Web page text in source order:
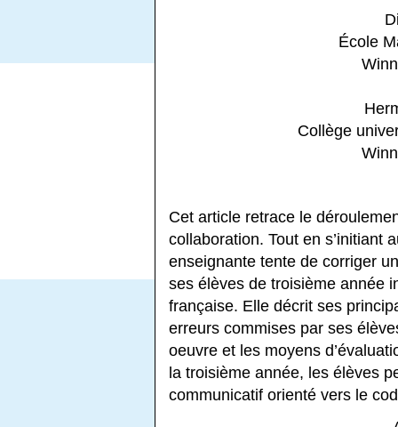
École
Collège
Cet article retrace le
collaboration. Tout en s’initiant
enseignante tente de corriger
ses élèves de troisième année
française. Elle décrit ses
erreurs commises par ses
oeuvre et les moyens
la troisième année, les élèves
communicatif orienté vers le